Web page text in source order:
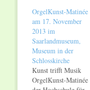
Museum in der
Schlosskirche Die
erste „OrgelKunst-
Matinée“ im neuen
Jahr findet am
Sonntag, 18. Januar
2015, um 11.30 Uhr
in der Saarbrücker
OrgelKunst-Matinée
am 17. November
2013 im
Saarlandmuseum,
Museum in der
Schlosskirche
Kunst trifft Musik
OrgelKunst-Matinée